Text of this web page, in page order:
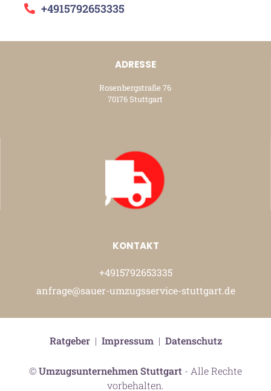
+4915792653335
ADRESSE
Rosenbergstraße 76
70176 Stuttgart
KONTAKT
+4915792653335
anfrage@sauer-umzugsservice-stuttgart.de
©Umzugsunternehmen Stuttgart - Alle Rechte
vorbehalten.
Ratgeber| Impressum| Datenschutz